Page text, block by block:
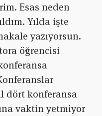
Esas neden
Yılda işte
yazıyorsun.
öğrencisi
dört konferansa
vaktin yetmiyor